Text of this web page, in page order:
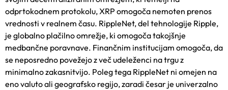
odprtokodnem protokolu, XRP omogoča nemoten prenos
vrednosti v realnem času. RippleNet, del tehnologije Ripple,
je globalno plačilno omrežje, ki omogoča takojšnje
medbančne poravnave. Finančnim institucijam omogoča, da
se neposredno povežejo z več udeleženci na trgu z
minimalno zakasnitvijo. Poleg tega RippleNet ni omejen na
eno valuto ali geografsko regijo, zaradi česar je univerzalno